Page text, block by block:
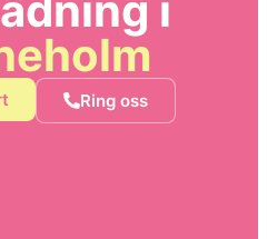
Ring oss